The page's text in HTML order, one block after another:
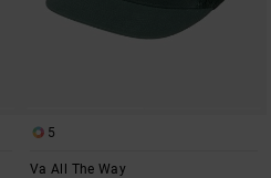
5
Va All The Way